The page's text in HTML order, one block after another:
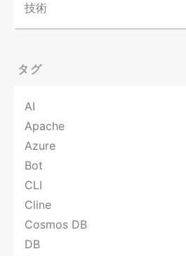
技術
タグ
AI
Apache
Azure
Bot
CLI
Cline
Cosmos DB
DB